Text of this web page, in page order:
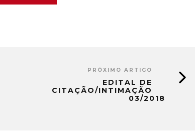
PRÓXIMO ARTIGO
EDITAL DE
CITAÇÃO/INTIMAÇÃO
03/2018